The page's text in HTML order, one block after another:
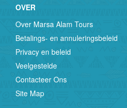
OVER
Over Marsa Alam Tours
Betalings- en annuleringsbeleid
Privacy en beleid
Veelgestelde
Contacteer Ons
Site Map